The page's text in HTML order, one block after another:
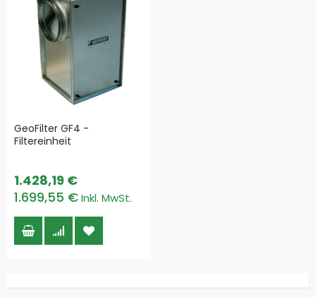
GeoFilter GF4 -
Filtereinheit
1.699,55 €
1.428,19 €